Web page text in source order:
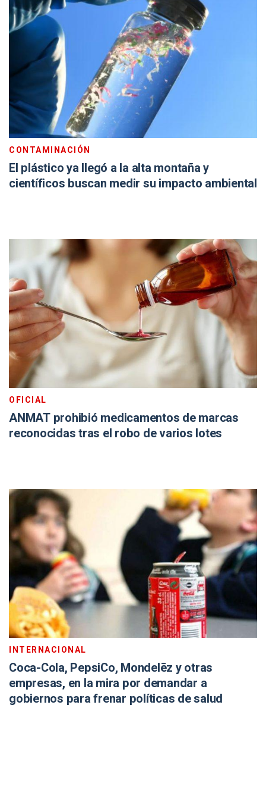
CONTAMINACIÓN
El plástico ya llegó a la alta montaña y
científicos buscan medir su impacto ambiental
OFICIAL
ANMAT prohibió medicamentos de marcas
reconocidas tras el robo de varios lotes
INTERNACIONAL
Coca-Cola, PepsiCo, Mondelēz y otras
empresas, en la mira por demandar a
gobiernos para frenar políticas de salud